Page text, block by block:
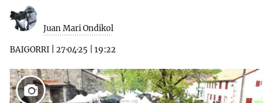
Juan Mari Ondikol
BAIGORRI 27·04·25 19:22